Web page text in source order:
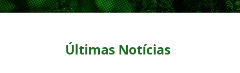
Últimas Notícias